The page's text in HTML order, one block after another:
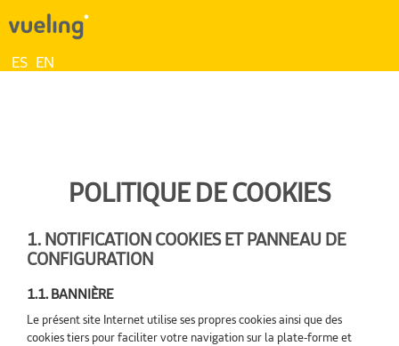
ES EN
POLITIQUE DE COOKIES
1. NOTIFICATION COOKIES ET PANNEAU DE
CONFIGURATION
1.1. BANNIÈRE
Le présent site Internet utilise ses propres cookies ainsi que des
cookies tiers pour faciliter votre navigation sur la plate-forme et